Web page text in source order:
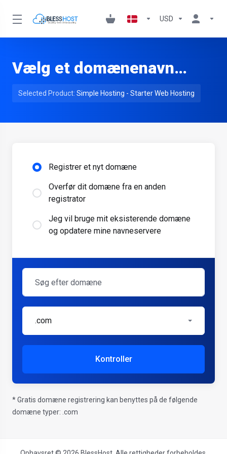
USD
Vælg et domænenavn…
Selected Product: Simple Hosting - Starter Web Hosting
Registrer et nyt domæne
Overfør dit domæne fra en anden
registrator
Jeg vil bruge mit eksisterende domæne
og opdatere mine navneservere
.com
Kontroller
* Gratis domæne registrering kan benyttes på de følgende
domæne typer: .com